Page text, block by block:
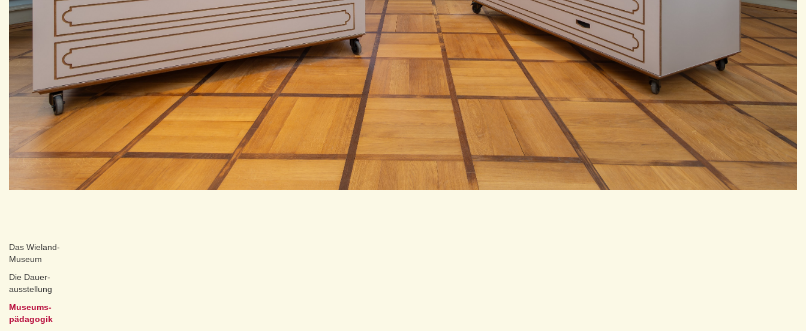
Das Wieland-
Museum
Die Dauer-
ausstellung
Museums-
pädagogik